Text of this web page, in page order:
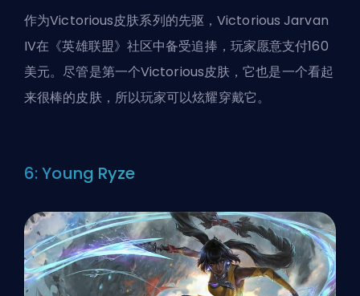
作为Victorious皮肤系列的先驱，Victorious Jarvan
IV在《英雄联盟》社区中备受追捧，玩家愿意支付160
美元。尽管是第一个Victorious皮肤，它也是一个看起
来很棒的皮肤，所以玩家可以炫耀穿戴它。
6: Young Ryze